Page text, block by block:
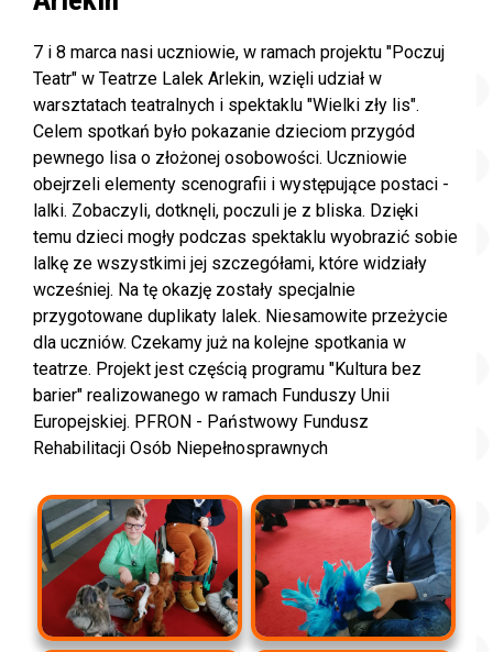
7 i 8 marca nasi uczniowie, w ramach projektu "Poczuj
Teatr" w Teatrze Lalek Arlekin, wzięli udział w
warsztatach teatralnych i spektaklu "Wielki zły lis".
Celem spotkań było pokazanie dzieciom przygód
pewnego lisa o złożonej osobowości. Uczniowie
obejrzeli elementy scenografii i występujące postaci -
lalki. Zobaczyli, dotknęli, poczuli je z bliska. Dzięki
temu dzieci mogły podczas spektaklu wyobrazić sobie
lalkę ze wszystkimi jej szczegółami, które widziały
wcześniej. Na tę okazję zostały specjalnie
przygotowane duplikaty lalek. Niesamowite przeżycie
dla uczniów. Czekamy już na kolejne spotkania w
teatrze. Projekt jest częścią programu "Kultura bez
barier" realizowanego w ramach Funduszy Unii
Europejskiej. PFRON - Państwowy Fundusz
Rehabilitacji Osób Niepełnosprawnych